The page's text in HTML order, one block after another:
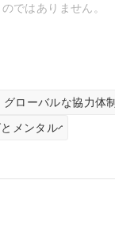
ではありません。
グローバルな協力体制
メンタルヘルス